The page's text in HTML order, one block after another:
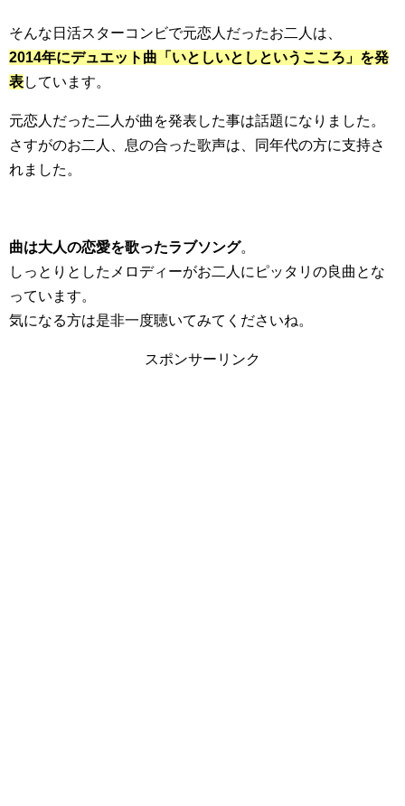
そんな日活スターコンビで元恋人だったお二人は、
2014年にデュエット曲「いとしいとしというこころ」を発
表しています。
元恋人だった二人が曲を発表した事は話題になりました。
さすがのお二人、息の合った歌声は、同年代の方に支持さ
れました。
曲は大人の恋愛を歌ったラブソング。
しっとりとしたメロディーがお二人にピッタリの良曲とな
っています。
気になる方は是非一度聴いてみてくださいね。
スポンサーリンク